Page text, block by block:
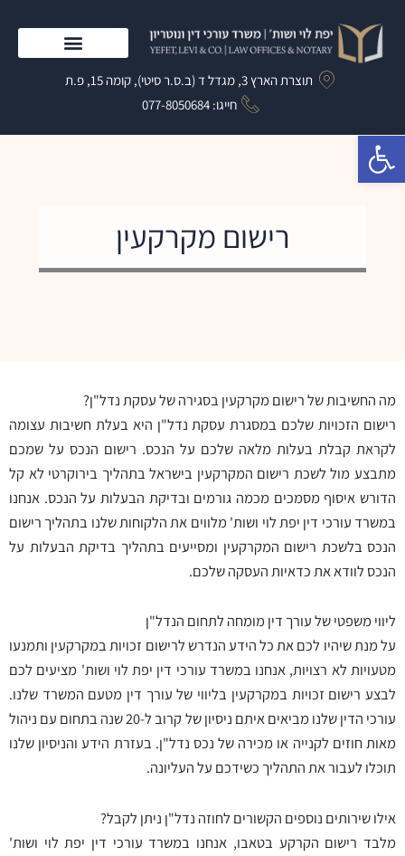
לתוכן
תוצרת הארץ 3, מגדל ד (ב.ס.ר סיטי), קומה 15, פ.ת
חייגו: 077-8050684​
רישום מקרקעין
מה החשיבות של רישום מקרקעין בסגירה של עסקת נדל"ן?
רישום הזכויות שלכם במסגרת עסקת נדל"ן היא בעלת חשיבות עצומה
לקראת קבלת בעלות מלאה שלכם על הנכס. רישום הנכס על שמכם
מתבצע מול לשכת רישום המקרקעין בישראל בתהליך בירוקרטי לא קל
הדורש איסוף מסמכים מכמה גורמים ובדיקת הבעלות על הנכס. אנחנו
במשרד עורכי דין יפת לוי ושות' מלווים את הלקוחות שלנו בתהליך רישום
הנכס בלשכת רישום המקרקעין ומסייעים בתהליך בדיקת הבעלות על
הנכס לוודא את כדאיות העסקה שלכם.
ליווי משפטי של עורך דין מומחה לתחום הנדל"ן
על מנת שיהיו לכם את כל הידע הנדרש לרישום זכויות במקרקעין ותמנעו
מטעויות לא רצויות, אנחנו במשרד עורכי דין יפת לוי ושות' מציעים לכם
לבצע רישום זכויות במקרקעין בליווי של עורך דין מטעם המשרד שלנו.
עורכי הדין שלנו מביאים איתם ניסיון של קרוב ל-20 שנה בתחום עם ניהול
מאות חוזים לקנייה או מכירה של נכס נדל"ן. בעזרת הידע והניסיון שלנו
תוכלו לעבור את התהליך כשידכם על העליונה.
אילו שירותים נוספים הקשורים לחוזה נדל"ן ניתן לקבל?
מלבד רישום הקרקע בטאבו, אנחנו במשרד עורכי דין יפת לוי ושות'
פתח סרגל נגישות